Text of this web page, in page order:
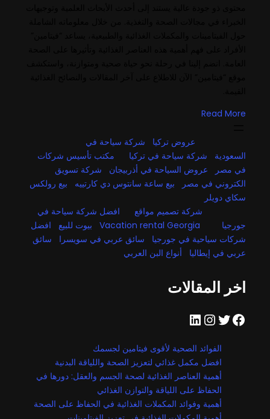
Read More
عروض تركيا
شركة سياحة في
السعودية
شركة سياحة في تركيا
مكتب تأسيس شركات
في مصر
عروض السياحة في أذربيجان
شركة تسويق
الكتروني في مصر
بيع ساعة سانتوس دي كارتييه
بيع رولكس
سكاي دويلر
شركة تصميم مواقع
افضل شركة سياحة في
جورجيا
Vacation rental Georgia بيوت للبيع
افضل
شركات سياحية في جورجيا
سائق عربي في سويسرا
سائق
عربي في إيطاليا
أنواع البن العربي
اخر المقالات
فيسبوك تويتر إنستجرام لينكد إن
الفوائد الصحية لأقوى فيتامين لجسمك
افضل مكمل غذائي لتعزيز الصحة واللياقة البدنية
أهمية العناصر الغذائية لصحة الجسم والعقل: دورها في
الحفاظ على اللياقة والتوازن الغذائي
أهمية وفوائد المكملات الغذائية في الحفاظ على الصحة